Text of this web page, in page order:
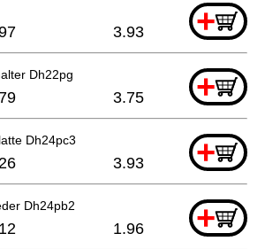
+
3.93
Dh22pg +
3.75
Dh24pc3 +
3.93
Dh24pb2 +
1.96